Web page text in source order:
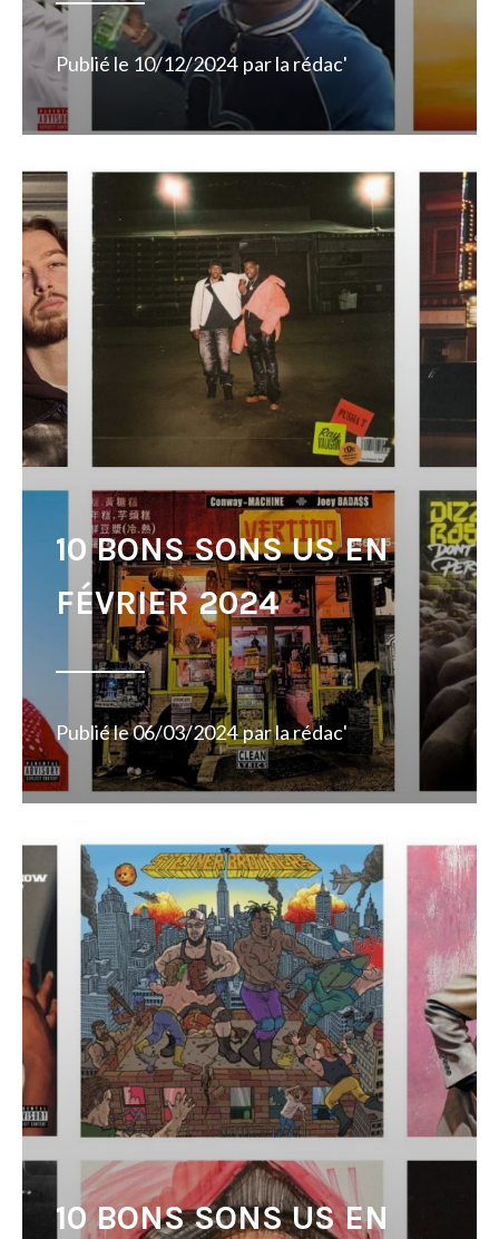
Publié le 10/12/2024 parla rédac'
10 BONS SONS US EN
FÉVRIER 2024
Publié le06/03/2024 parla rédac'
10 BONS SONS US EN